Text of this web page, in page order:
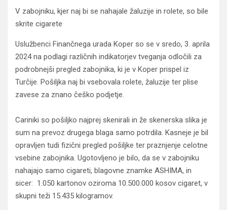
V zabojniku, kjer naj bi se nahajale žaluzije in rolete, so bile
skrite cigarete
Uslužbenci Finančnega urada Koper so se v sredo, 3. aprila
2024 na podlagi različnih indikatorjev tveganja odločili za
podrobnejši pregled zabojnika, ki je v Koper prispel iz
Turčije. Pošiljka naj bi vsebovala rolete, žaluzije ter plise
zavese za znano češko podjetje.
Cariniki so pošiljko najprej skenirali in že skenerska slika je
sum na prevoz drugega blaga samo potrdila. Kasneje je bil
opravljen tudi fizični pregled pošiljke ter praznjenje celotne
vsebine zabojnika. Ugotovljeno je bilo, da se v zabojniku
nahajajo samo cigareti, blagovne znamke ASHIMA, in
sicer: 1.050 kartonov oziroma 10.500.000 kosov cigaret, v
skupni teži 15.435 kilogramov.